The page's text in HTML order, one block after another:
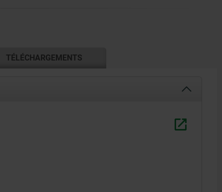
TÉLÉCHARGEMENTS